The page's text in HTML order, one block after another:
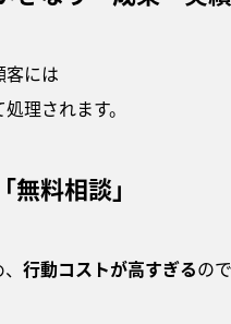
客には
理されます。
料相談」
行動コストが高すぎるの